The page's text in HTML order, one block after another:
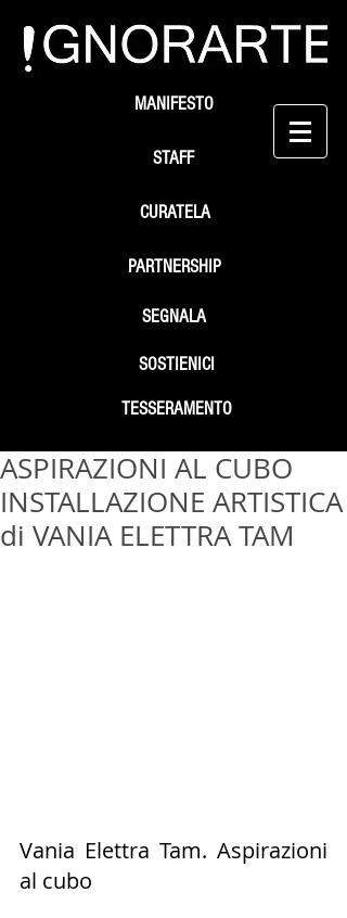
STAFF
SEGNALA
SOSTIENICI
MANIFESTO
PARTNERSHIP
TESSERAMENTO
CURATELA
ASPIRAZIONI AL CUBO
INSTALLAZIONE ARTISTICA
di VANIA ELETTRA TAM
Vania Elettra Tam. Aspirazioni
al cubo